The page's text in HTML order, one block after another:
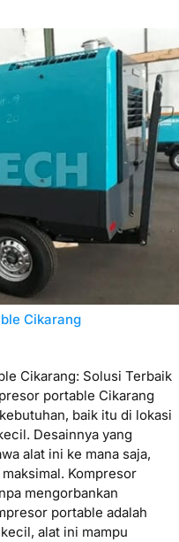
Cikarang
Cikarang: Solusi Terbaik
portable Cikarang
baik itu di lokasi
Desainnya yang
alat ini ke mana saja,
Kompresor
mengorbankan
portable adalah
alat ini mampu